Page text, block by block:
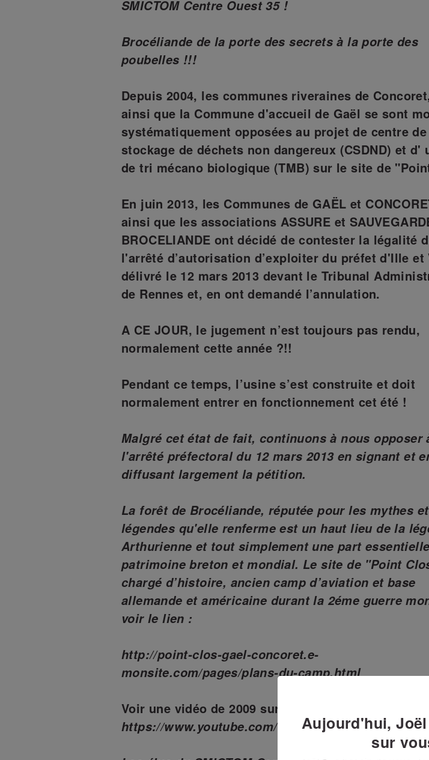
SMICTOM Centre Ouest 35 !
Brocéliande de la porte des secrets à la porte des
poubelles !!!
Depuis 2004, les communes riveraines de
ainsi que la Commune d'accueil de Gaël se sont
systématiquement opposées au projet de centre de
stockage de déchets non dangereux (CSDND) et d'
de tri mécano biologique (TMB) sur le site de
En juin 2013, les Communes de GAËL et
ainsi que les associations ASSURE et
BROCELIANDE ont décidé de contester la légalité
l'arrêté d’autorisation d’exploiter du préfet d'Ille et
délivré le 12 mars 2013 devant le Tribunal
de Rennes et, en ont demandé l’annulation.
A CE JOUR, le jugement n’est toujours pas rendu,
normalement cette année ?!!
Pendant ce temps, l’usine s’est construite et doit
normalement entrer en fonctionnement cet été !
Malgré cet état de fait, continuons à nous opposer
l'arrêté préfectoral du 12 mars 2013 en signant et
diffusant largement la pétition.
La forêt de Brocéliande, réputée pour les mythes et
légendes qu'elle renferme est un haut lieu de la
Arthurienne et tout simplement une part
patrimoine breton et mondial. Le site de "Point
chargé d’histoire, ancien camp d’aviation et base
allemande et américaine durant la 2éme guerre
voir le lien :
http://point-clos-gael-concoret.e-
monsite.com/pages/plans-du-camp.html
Voir une vidéo de 2009 sur YouTube:
https://www.youtube.com/watch?v=MVywXd72QvE
Aujourd'hui,
sur